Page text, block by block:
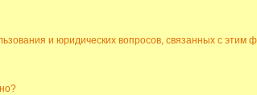
и юридических вопросов, связанных с этим